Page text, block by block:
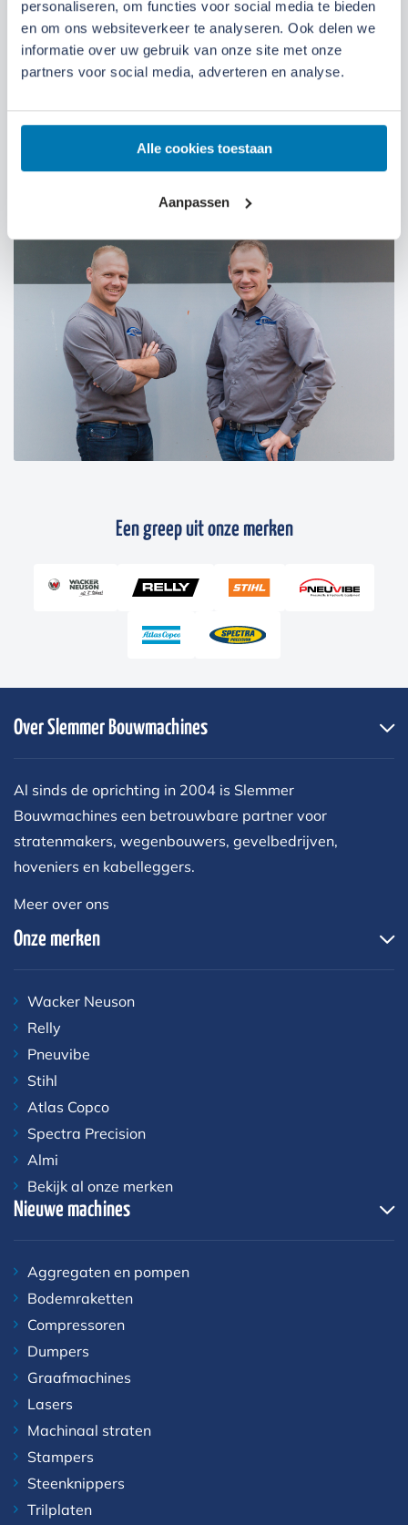
personaliseren, om functies voor social media te bieden
en om ons websiteverkeer te analyseren. Ook delen we
informatie over uw gebruik van onze site met onze
partners voor social media, adverteren en analyse.
Alle cookies toestaan
Aanpassen
We zijn gevestigd aan de Broeksteeg 1 in Ede.
Maandag t/m zaterdag open. Bereikbaar via0318-
07:30 tot 12:00 uur Zaterdag
Een greep uit onze merken
Over Slemmer Bouwmachines
Al sinds de oprichting in 2004 is Slemmer
Bouwmachines een betrouwbare partner voor
stratenmakers, wegenbouwers, gevelbedrijven,
hoveniers en kabelleggers.
Meer over ons
Onze merken
Wacker Neuson
Relly
Pneuvibe
Stihl
Atlas Copco
Spectra Precision
Almi
Bekijk al onze merken
Nieuwe machines
Aggregaten en pompen
Bodemraketten
Compressoren
Dumpers
Graafmachines
Lasers
Machinaal straten
Stampers
Steenknippers
Trilplaten